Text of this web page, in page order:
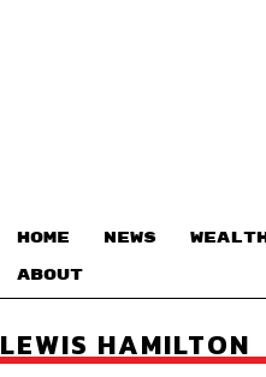
HOME NEWS WEALTH
ABOUT
LEWIS HAMILTON